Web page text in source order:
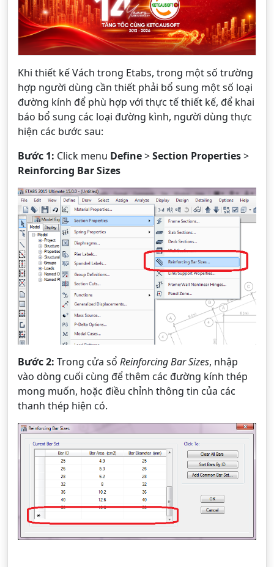
Khi thiết kế Vách trong Etabs, trong một số trường
hợp người dùng cần thiết phải bổ sung một số loại
đường kính để phù hợp với thực tế thiết kế, để khai
báo bổ sung các loại đường kình, người dùng thực
hiện các bước sau:
Bước 1: Click menu Define>Section Properties>
Reinforcing Bar Sizes
Bước 2: Trong cửa sổ Reinforcing Bar Sizes, nhập
vào dòng cuối cùng để thêm các đường kính thép
mong muốn, hoặc điều chỉnh thông tin của các
thanh thép hiện có.